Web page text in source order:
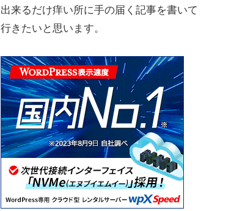
出来るだけ痒い所に手の届く記事を書いて
行きたいと思います。